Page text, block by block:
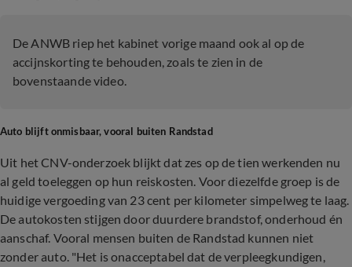
De ANWB riep het kabinet vorige maand ook al op de
accijnskorting te behouden, zoals te zien in de
bovenstaande video.
Auto blijft onmisbaar, vooral buiten Randstad
Uit het CNV-onderzoek blijkt dat zes op de tien werkenden nu
al geld toeleggen op hun reiskosten. Voor diezelfde groep is de
huidige vergoeding van 23 cent per kilometer simpelweg te laag.
De autokosten stijgen door duurdere brandstof, onderhoud én
aanschaf. Vooral mensen buiten de Randstad kunnen niet
zonder auto. "Het is onacceptabel dat de verpleegkundigen,